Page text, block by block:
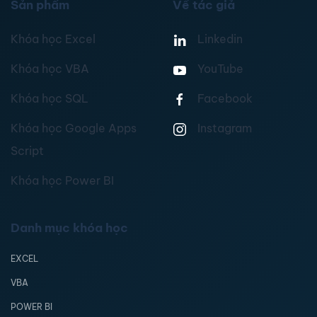
Sản phẩm
Khóa học Excel
Khóa học VBA
Khóa học SQL
Khóa học Google Apps
Script
Khóa học Power BI
Về tác giả
Linkedin
YouTube
Facebook
Instagram
Danh mục khóa học
EXCEL
VBA
POWER BI